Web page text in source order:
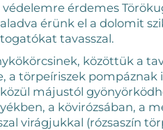
érdemes
érünk el a dolomit
tavasszal.
közöttük a
a törpeíriszek
májustól
a kövirózsában, a
virágjukkal (rózsaszín